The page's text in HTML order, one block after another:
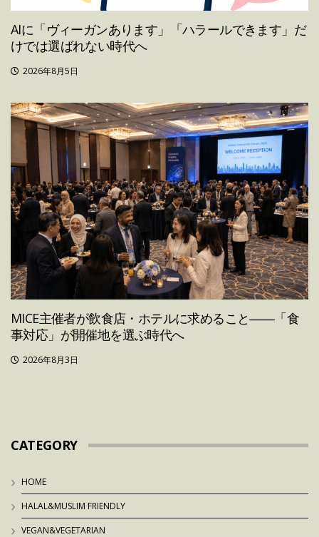
AIに「ヴィーガンあります」「ハラールできます」だ
けでは選ばれない時代へ
2026年8月5日
MICE主催者が飲食店・ホテルに求めること――「食
事対応」が開催地を選ぶ時代へ
2026年8月3日
CATEGORY
HOME
HALAL&MUSLIM FRIENDLY
VEGAN&VEGETARIAN